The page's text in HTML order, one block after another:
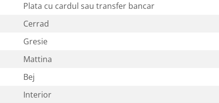
Plata cu cardul sau transfer bancar
Cerrad
Gresie
Mattina
Bej
Interior